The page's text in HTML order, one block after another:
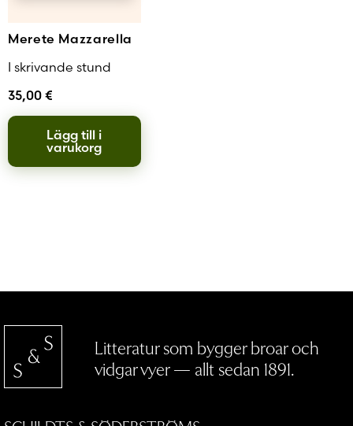
Merete Mazzarella
I skrivande stund
35,00 €
Lägg till i
varukorg
Litteratur som bygger broar och
vidgar vyer — allt sedan 1891.